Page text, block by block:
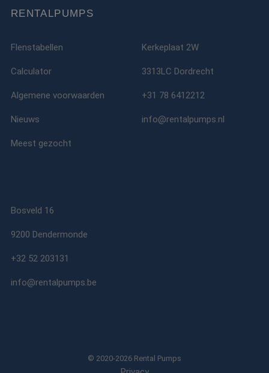
RENTALPUMPS
Flenstabellen
Calculator
Algemene voorwaarden
Nieuws
Meest gezocht
Kerkeplaat 2W
3313LC Dordrecht
+31 78 6412212
info@rentalpumps.nl
Bosveld 16
9200 Dendermonde
+32 52 203131
info@rentalpumps.be
© 2020-2026 Rental Pumps